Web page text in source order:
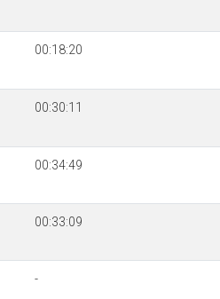
00:18:20
00:30:11
00:34:49
00:33:09
-